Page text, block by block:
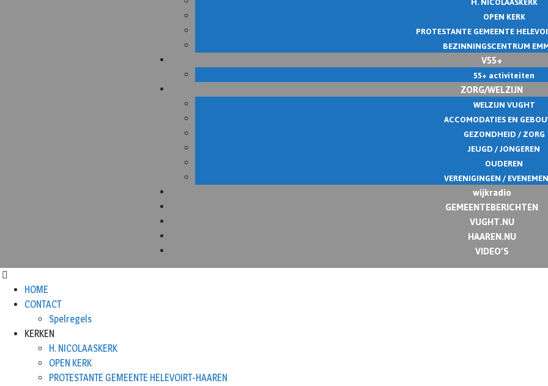
OPEN KERK
PROTESTANTE GEMEENTE
BEZINNINGSCENTRUM
V55+
55+ activiteiten
ZORG/WELZIJN
WELZIJN VUGHT
ACCOMODATIES EN
GEZONDHEID / ZORG
JEUGD / JONGEREN
OUDEREN
VERENIGINGEN /
wijkradio
GEMEENTEBERICHTEN
VUGHT.NU
HAAREN.NU
VIDEO’S
HOME
CONTACT
Spelregels
KERKEN
H. NICOLAASKERK
OPEN KERK
PROTESTANTE GEMEENTE HELEVOIRT-HAAREN